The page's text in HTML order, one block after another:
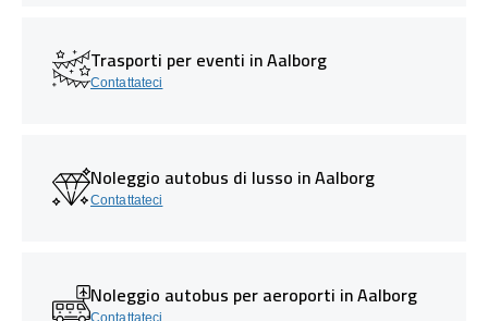
Trasporti per eventi in Aalborg
Contattateci
Noleggio autobus di lusso in Aalborg
Contattateci
Noleggio autobus per aeroporti in Aalborg
Contattateci